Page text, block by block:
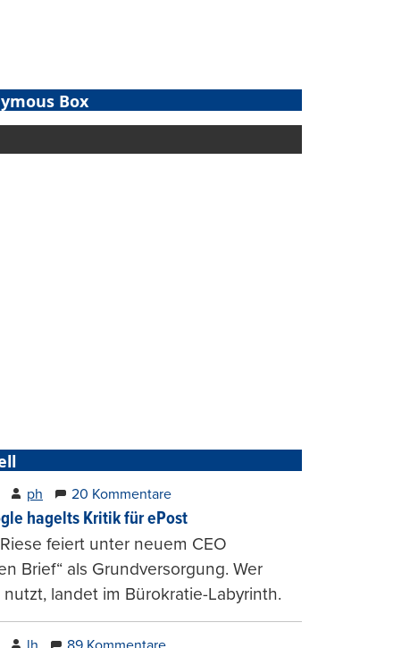
Box
ph 20 Kommentare
hagelts Kritik für ePost
feiert unter neuem CEO
Brief“ als Grundversorgung. Wer
nutzt, landet im Bürokratie-Labyrinth.